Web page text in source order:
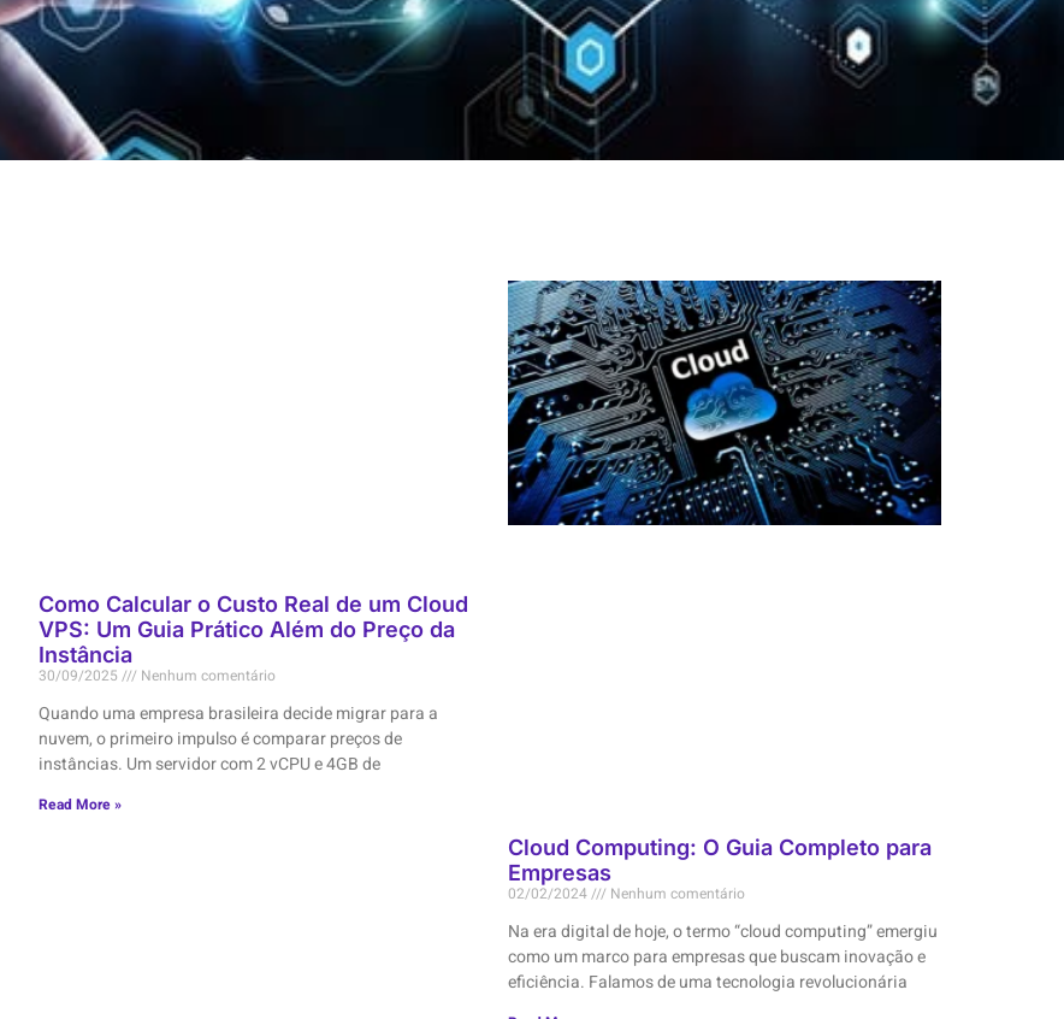
Como Calcular o Custo Real de um Cloud
VPS: Um Guia Prático Além do Preço da
Instância
30/09/2025 Nenhum comentário
Quando uma empresa brasileira decide migrar para a
nuvem, o primeiro impulso é comparar preços de
instâncias. Um servidor com 2 vCPU e 4GB de
Read More »
Cloud Computing: O Guia Completo para
Empresas
02/02/2024 Nenhum comentário
Na era digital de hoje, o termo “cloud computing” emergiu
como um marco para empresas que buscam inovação e
eficiência. Falamos de uma tecnologia revolucionária